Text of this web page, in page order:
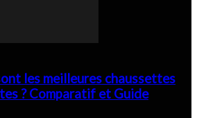
les meilleures chaussettes
? Comparatif et Guide